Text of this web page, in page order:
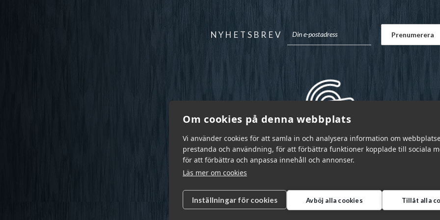
Om cookies på denna webbplats
Vi använder cookies för att samla in och analysera information om
prestanda och användning, för att förbättra funktioner kopplade till sociala
för att förbättra och anpassa innehåll och annonser.
Läs mer om cookies
Inställningar för cookies Avböj alla cookies Tillåt alla
NYHETSBREV
Garnr Sverige AB © 2026 | info@garnr.se 031 - 92